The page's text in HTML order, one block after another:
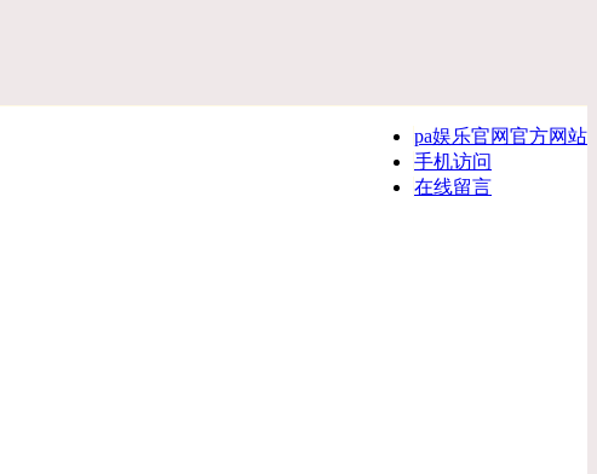
pa娱乐官网官方网站
手机访问
在线留言